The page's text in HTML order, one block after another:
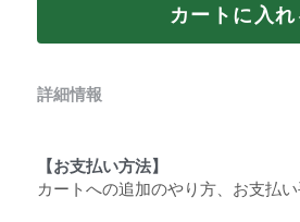
カートに入れ
詳細情報
【お支払い方法】
カートへの追加のやり方、お支払